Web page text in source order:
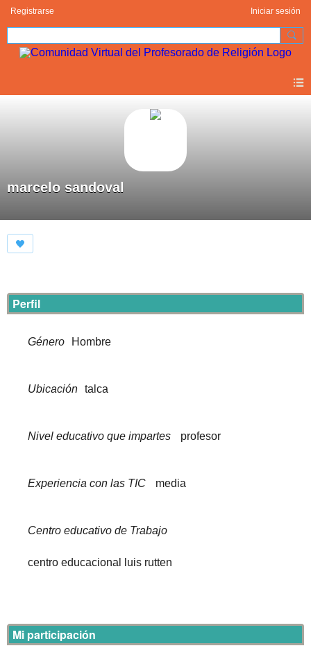
Registrarse Iniciar sesión
marcelo sandoval
Perfil
Género Hombre
Ubicación talca
Nivel educativo que impartes profesor
Experiencia con las TIC media
Centro educativo de Trabajo
centro educacional luis rutten
Mi participación